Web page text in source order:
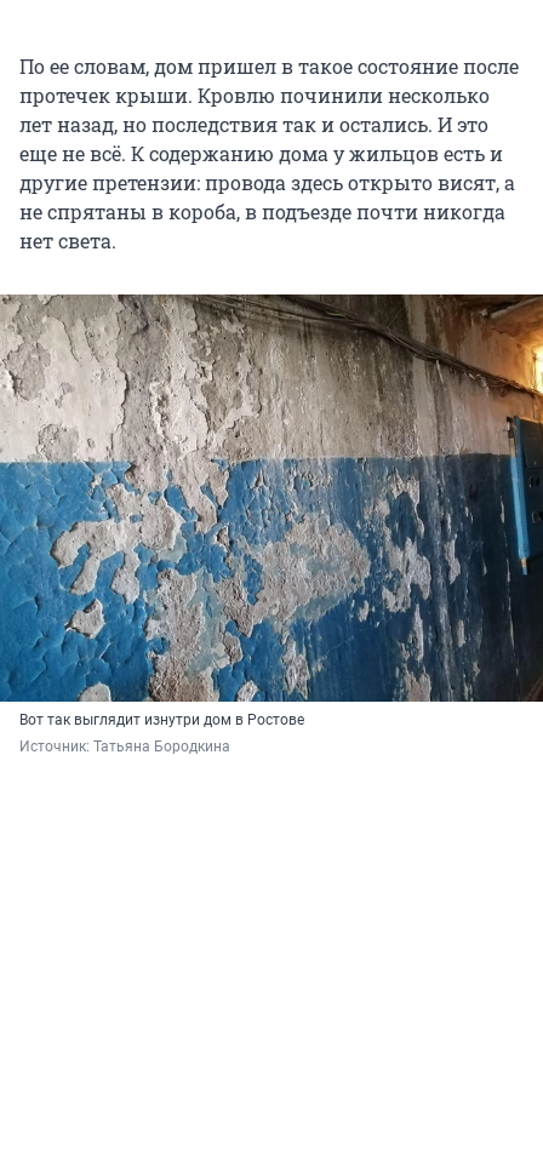
По ее словам, дом пришел в такое состояние после
протечек крыши. Кровлю починили несколько
лет назад, но последствия так и остались. И это
еще не всё. К содержанию дома у жильцов есть и
другие претензии: провода здесь открыто висят, а
не спрятаны в короба, в подъезде почти никогда
нет света.
Вот так выглядит изнутри дом в Ростове
Источник: Татьяна Бородкина